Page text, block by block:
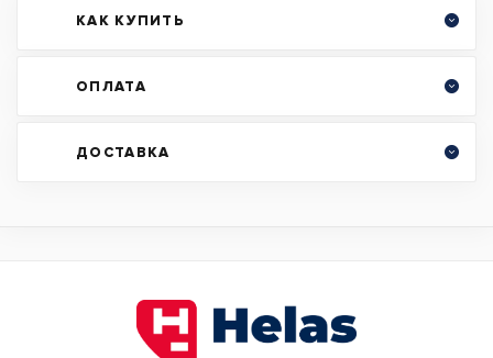
КАК КУПИТЬ
ОПЛАТА
ДОСТАВКА